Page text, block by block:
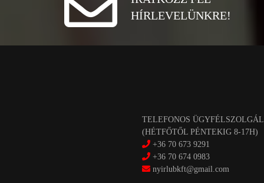
HÍRLEVELÜNKRE!
TELEFONOS
(HÉTFŐTŐL PÉNTEKIG 8-17H)
+36 70 673 9291
+36 70 674 0983
nyirlubkft@gmail.com